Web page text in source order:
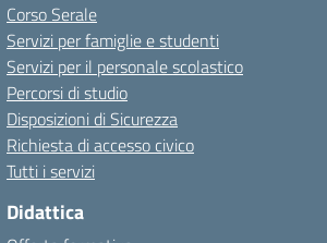
Corso Serale
Servizi per famiglie e studenti
Servizi per il personale scolastico
Percorsi di studio
Disposizioni di Sicurezza
Richiesta di accesso civico
Tutti i servizi
Didattica